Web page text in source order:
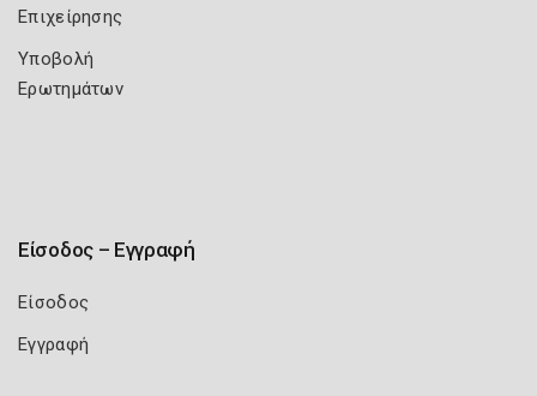
Επιχείρησης
Υποβολή
Ερωτημάτων
Είσοδος – Εγγραφή
Είσοδος
Εγγραφή